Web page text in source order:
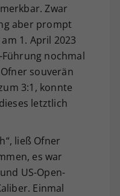
Zwar
aber prompt
1. April 2023
nochmal
souverän
3:1, konnte
letztlich
ließ Ofner
es war
US-Open-
Einmal